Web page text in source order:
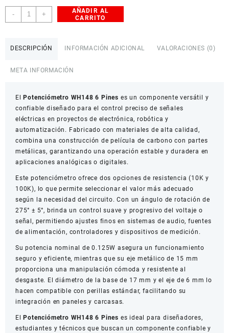
-
Potenciómetro
WH148
+
AÑADIR AL
CARRITO
DESCRIPCIÓN INFORMACIÓN ADICIONAL VALORACIONES (0)
META INFORMACIÓN
El Potenciómetro WH148 6 Pines es un componente versátil y
confiable diseñado para el control preciso de señales
eléctricas en proyectos de electrónica, robótica y
automatización. Fabricado con materiales de alta calidad,
combina una construcción de película de carbono con partes
metálicas, garantizando una operación estable y duradera en
aplicaciones analógicas o digitales.
Este potenciómetro ofrece dos opciones de resistencia (10K y
100K), lo que permite seleccionar el valor más adecuado
según la necesidad del circuito. Con un ángulo de rotación de
275° ± 5°, brinda un control suave y progresivo del voltaje o
señal, permitiendo ajustes finos en sistemas de audio, fuentes
de alimentación, controladores y dispositivos de medición.
Su potencia nominal de 0.125W asegura un funcionamiento
seguro y eficiente, mientras que su eje metálico de 15 mm
proporciona una manipulación cómoda y resistente al
desgaste. El diámetro de la base de 17 mm y el eje de 6 mm lo
hacen compatible con perillas estándar, facilitando su
integración en paneles y carcasas.
El Potenciómetro WH148 6 Pines es ideal para diseñadores,
estudiantes y técnicos que buscan un componente confiable y